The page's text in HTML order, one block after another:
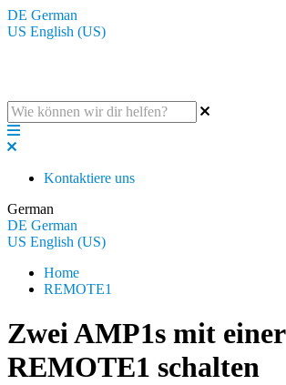
DE German
US English (US)
Kontaktiere uns
German
DE German
US English (US)
Home
REMOTE1
Zwei AMP1s mit einer
REMOTE1 schalten